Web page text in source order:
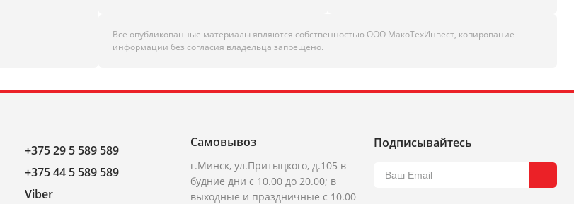
Все опубликованные материалы являются собственностью ООО МакоТехИнвест, копирование
информации без согласия владельца запрещено.
+375 29 5 589 589
+375 44 5 589 589
Viber
Самовывоз
г.Минск, ул.Притыцкого, д.105 в
будние дни с 10.00 до 20.00; в
выходные и праздничные с 10.00
Подписывайтесь